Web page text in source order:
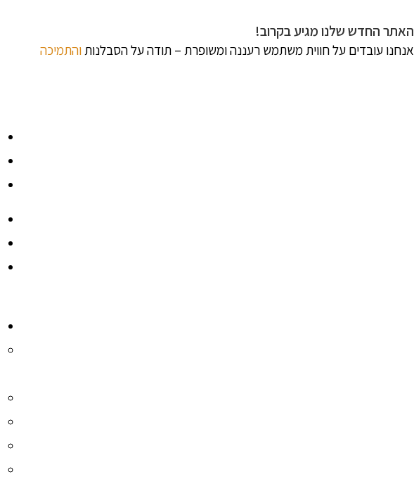
האתר החדש שלנו מגיע בקרוב!
אנחנו עובדים על חווית משתמש רעננה ומשופרת – תודה על הסבלנותוהתמיכה